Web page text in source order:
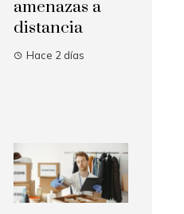
amenazas a
distancia
Hace 2 días